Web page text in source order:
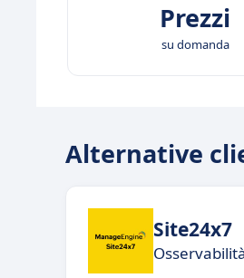
Prezzi
su domanda
Alternative
Site24x7